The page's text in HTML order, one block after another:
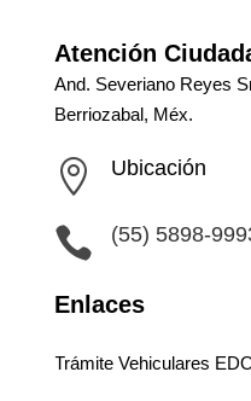
Atención
And. Severiano Reyes
Berriozabal, Méx.
 Ubicación
 (55) 5898-
Enlaces
Trámite Vehiculares